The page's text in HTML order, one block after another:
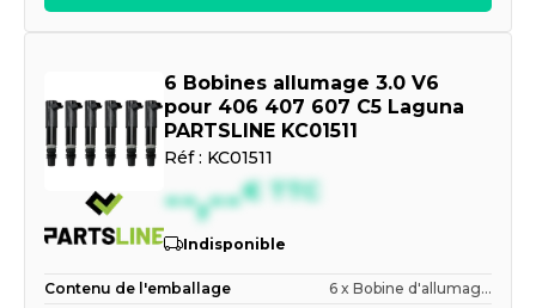
6 Bobines allumage 3.0 V6
pour 406 407 607 C5 Laguna
PARTSLINE KC01511
Réf : KC01511
--,--€ TTC
Indisponible
Contenu de l'emballage
6 x Bobine d'allumag...